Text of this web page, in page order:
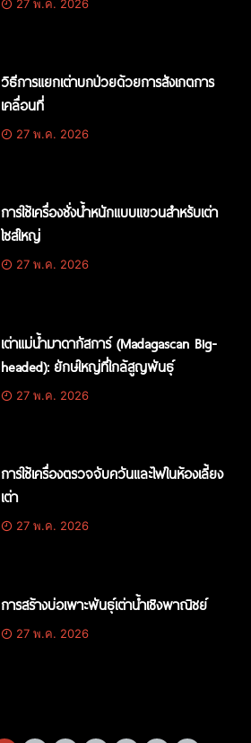
27 พ.ค. 2026
วิธีการแยกเต่าบกป่วยด้วยการสังเกตการ
เคลื่อนที่
27 พ.ค. 2026
การใช้เครื่องชั่งน้ำหนักแบบแขวนสำหรับเต่า
ไซส์ใหญ่
27 พ.ค. 2026
เต่าแม่น้ำมาดากัสการ์ (Madagascan Big-
headed): ยักษ์ใหญ่ที่ใกล้สูญพันธุ์
27 พ.ค. 2026
การใช้เครื่องตรวจจับควันและไฟในห้องเลี้ยง
เต่า
27 พ.ค. 2026
การสร้างบ่อเพาะพันธุ์เต่าน้ำเชิงพาณิชย์
27 พ.ค. 2026